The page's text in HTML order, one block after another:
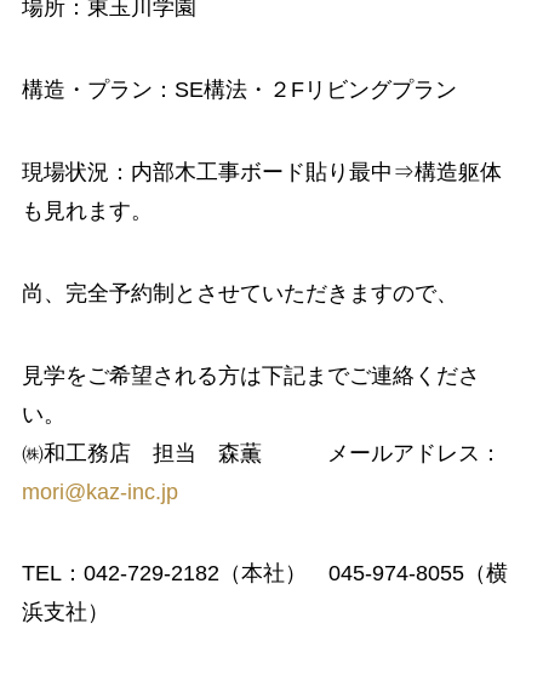
場所：東玉川学園
構造・プラン：SE構法・２Fリビングプラン
現場状況：内部木工事ボード貼り最中⇒構造躯体
も見れます。
尚、完全予約制とさせていただきますので、
見学をご希望される方は下記までご連絡くださ
い。
㈱和工務店 担当 森薫 メールアドレス：
mori@kaz-inc.jp
TEL：042-729-2182（本社） 045-974-8055（横
浜支社）